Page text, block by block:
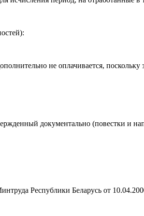
не оплачивается,
документально (повестки и
Республики Беларусь от